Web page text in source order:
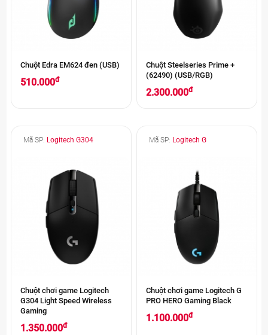
Chuột Edra EM624 đen (USB)
510.000đ
Chuột Steelseries Prime +
(62490) (USB/RGB)
2.300.000đ
Mã SP: Logitech G304
Chuột chơi game Logitech
G304 Light Speed Wireless
Gaming
1.350.000đ
Mã SP: Logitech G
Chuột chơi game Logitech G
PRO HERO Gaming Black
1.100.000đ